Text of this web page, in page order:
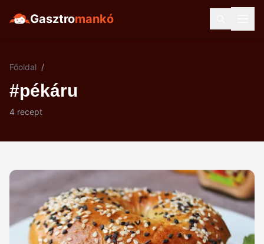
Gasztromankó
Főoldal /
#pékáru
4 recept